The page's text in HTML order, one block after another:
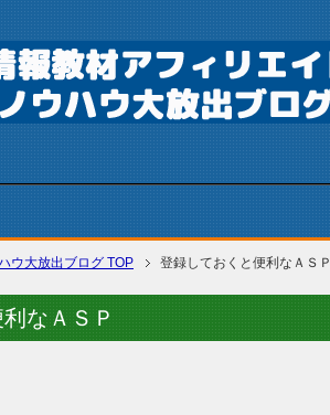
ウ大放出ブログ TOP 登録しておくと便利なＡＳＰ
なＡＳＰ